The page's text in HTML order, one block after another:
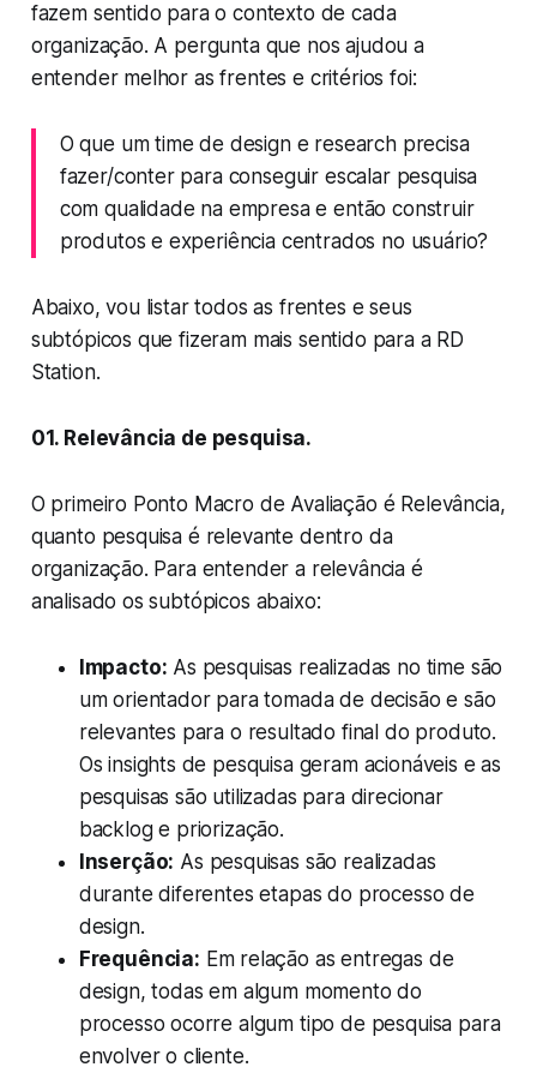
fazem sentido para o contexto de cada
organização. A pergunta que nos ajudou a
entender melhor as frentes e critérios foi:
O que um time de design e research precisa
fazer/conter para conseguir escalar pesquisa
com qualidade na empresa e então construir
produtos e experiência centrados no usuário?
Abaixo, vou listar todos as frentes e seus
subtópicos que fizeram mais sentido para a RD
Station.
01. Relevância de pesquisa.
O primeiro Ponto Macro de Avaliação é Relevância,
quanto pesquisa é relevante dentro da
organização. Para entender a relevância é
analisado os subtópicos abaixo:
Impacto: As pesquisas realizadas no time são
um orientador para tomada de decisão e são
relevantes para o resultado final do produto.
Os insights de pesquisa geram acionáveis e as
pesquisas são utilizadas para direcionar
backlog e priorização.
Inserção: As pesquisas são realizadas
durante diferentes etapas do processo de
design.
Frequência: Em relação as entregas de
design, todas em algum momento do
processo ocorre algum tipo de pesquisa para
envolver o cliente.